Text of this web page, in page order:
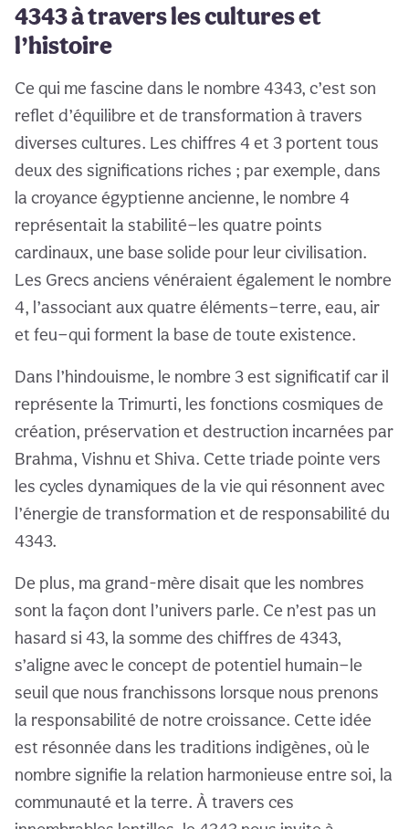
4343 à travers les cultures et
l’histoire
Ce qui me fascine dans le nombre 4343, c’est son
reflet d’équilibre et de transformation à travers
diverses cultures. Les chiffres 4 et 3 portent tous
deux des significations riches ; par exemple, dans
la croyance égyptienne ancienne, le nombre 4
représentait la stabilité—les quatre points
cardinaux, une base solide pour leur civilisation.
Les Grecs anciens vénéraient également le nombre
4, l’associant aux quatre éléments—terre, eau, air
et feu—qui forment la base de toute existence.
Dans l’hindouisme, le nombre 3 est significatif car il
représente la Trimurti, les fonctions cosmiques de
création, préservation et destruction incarnées par
Brahma, Vishnu et Shiva. Cette triade pointe vers
les cycles dynamiques de la vie qui résonnent avec
l’énergie de transformation et de responsabilité du
4343.
De plus, ma grand-mère disait que les nombres
sont la façon dont l’univers parle. Ce n’est pas un
hasard si 43, la somme des chiffres de 4343,
s’aligne avec le concept de potentiel humain—le
seuil que nous franchissons lorsque nous prenons
la responsabilité de notre croissance. Cette idée
est résonnée dans les traditions indigènes, où le
nombre signifie la relation harmonieuse entre soi, la
communauté et la terre. À travers ces